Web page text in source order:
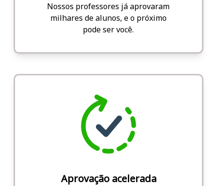
Nossos professores já aprovaram
milhares de alunos, e o próximo
pode ser você.
Aprovação acelerada